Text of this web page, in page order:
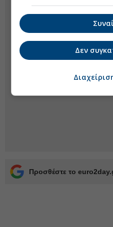
Προσθέστε το
Δεν